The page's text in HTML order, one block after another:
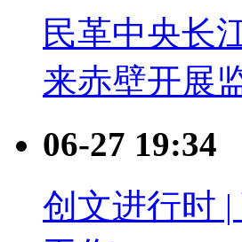
民革中央长
来赤壁开展
06-27 19:34
创文进行时